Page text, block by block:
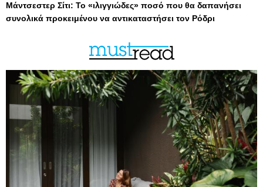
Μάντσεστερ Σίτι: Το «ιλιγγιώδες» ποσό που θα δαπανήσει
συνολικά προκειμένου να αντικαταστήσει τον Ρόδρι